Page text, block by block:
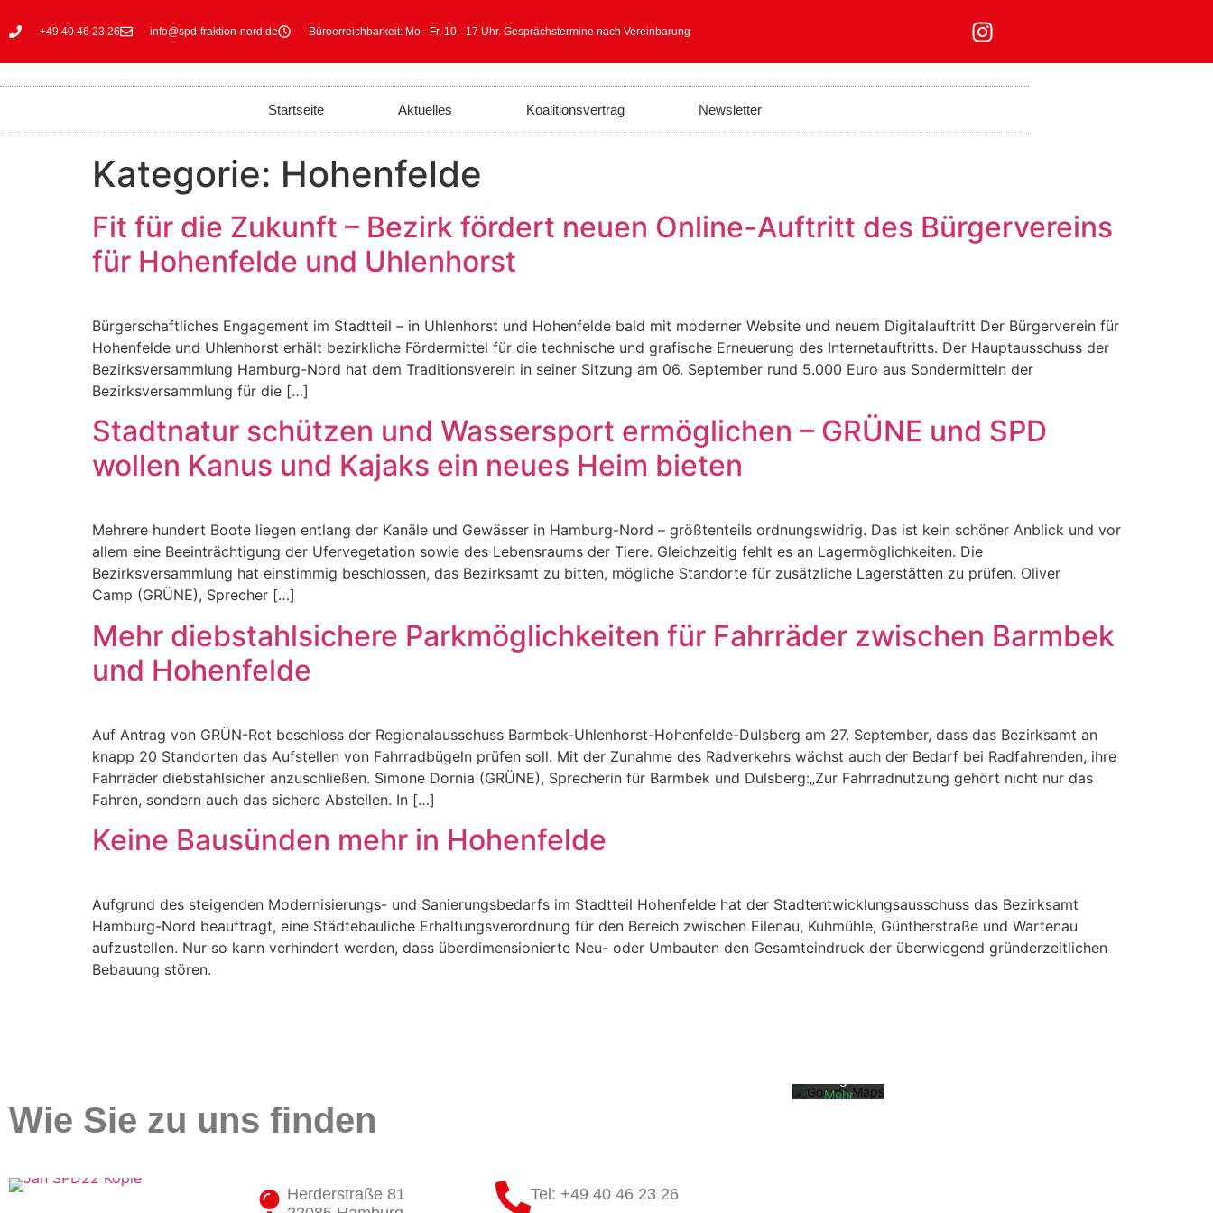
+49 40 46 23 26 info@spd-fraktion-nord.de Büroerreichbarkeit: Mo - Fr, 10 - 17 Uhr. Gesprächstermine nach Vereinbarung
Startseite Aktuelles Koalitionsvertrag Newsletter
Kategorie: Hohenfelde
Fit für die Zukunft – Bezirk fördert neuen Online-Auftritt des Bürgervereins
für Hohenfelde und Uhlenhorst
Bürgerschaftliches Engagement im Stadtteil – in Uhlenhorst und Hohenfelde bald mit moderner Website und neuem Digitalauftritt Der Bürgerverein für
Hohenfelde und Uhlenhorst erhält bezirkliche Fördermittel für die technische und grafische Erneuerung des Internetauftritts. Der Hauptausschuss der
Bezirksversammlung Hamburg-Nord hat dem Traditionsverein in seiner Sitzung am 06. September rund 5.000 Euro aus Sondermitteln der
Bezirksversammlung für die […]
Stadtnatur schützen und Wassersport ermöglichen – GRÜNE und SPD
wollen Kanus und Kajaks ein neues Heim bieten
Mehrere hundert Boote liegen entlang der Kanäle und Gewässer in Hamburg-Nord – größtenteils ordnungswidrig. Das ist kein schöner Anblick und vor
allem eine Beeinträchtigung der Ufervegetation sowie des Lebensraums der Tiere. Gleichzeitig fehlt es an Lagermöglichkeiten. Die
Bezirksversammlung hat einstimmig beschlossen, das Bezirksamt zu bitten, mögliche Standorte für zusätzliche Lagerstätten zu prüfen. Oliver
Camp (GRÜNE), Sprecher […]
Mehr diebstahlsichere Parkmöglichkeiten für Fahrräder zwischen Barmbek
und Hohenfelde
Auf Antrag von GRÜN-Rot beschloss der Regionalausschuss Barmbek-Uhlenhorst-Hohenfelde-Dulsberg am 27. September, dass das Bezirksamt an
knapp 20 Standorten das Aufstellen von Fahrradbügeln prüfen soll. Mit der Zunahme des Radverkehrs wächst auch der Bedarf bei Radfahrenden, ihre
Fahrräder diebstahlsicher anzuschließen. Simone Dornia (GRÜNE), Sprecherin für Barmbek und Dulsberg:„Zur Fahrradnutzung gehört nicht nur das
Fahren, sondern auch das sichere Abstellen. In […]
Keine Bausünden mehr in Hohenfelde
Aufgrund des steigenden Modernisierungs- und Sanierungsbedarfs im Stadtteil Hohenfelde hat der Stadtentwicklungsausschuss das Bezirksamt
Hamburg-Nord beauftragt, eine Städtebauliche Erhaltungsverordnung für den Bereich zwischen Eilenau, Kuhmühle, Güntherstraße und Wartenau
aufzustellen. Nur so kann verhindert werden, dass überdimensionierte Neu- oder Umbauten den Gesamteindruck der überwiegend gründerzeitlichen
Bebauung stören.
Wie Sie zu uns finden
Herderstraße 81
Tel: +49 40 46 23 26
Mit dem
Mehr